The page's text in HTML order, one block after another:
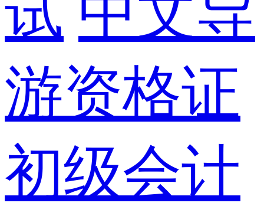
试 中文导
游资格证
初级会计